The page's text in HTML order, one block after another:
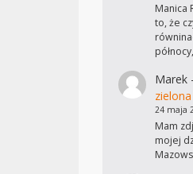
Manica
to, że
Marek
zielona
24 maja
Mam
mojej